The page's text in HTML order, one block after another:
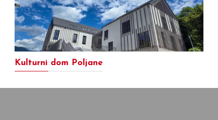
Kulturni dom Poljane